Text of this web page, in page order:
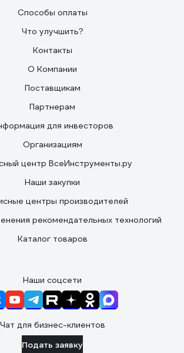
Способы оплаты
Что улучшить?
Контакты
О Компании
Поставщикам
Партнерам
для инвесторов
Организациям
центр ВсеИнструменты.ру
Наши закупки
центры производителей
рекомендательных технологий
Каталог товаров
Наши соцсети
Чат для бизнес-клиентов
Подать заявку